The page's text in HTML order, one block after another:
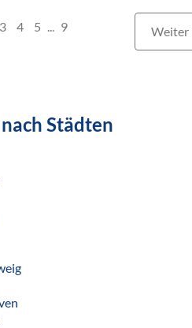
3 4 5 9 Weiter
Städten